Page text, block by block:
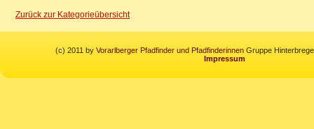
Zurück zur Kategorieübersicht
(c) 2011 by Vorarlberger Pfadfinder und PfadfinderinnenGruppe
Impressum